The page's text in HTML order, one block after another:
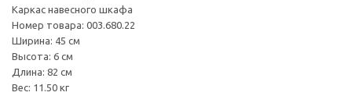
Каркас навесного шкафа
Номер товара: 003.680.22
Ширина: 45 см
Высота: 6 см
Длина: 82 см
Вес: 11.50 кг